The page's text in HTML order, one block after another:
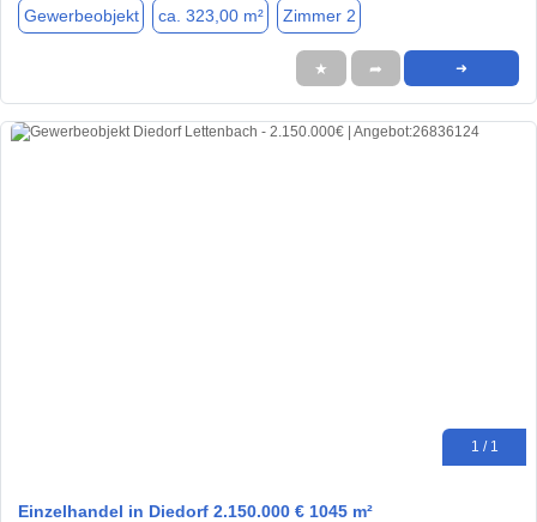
Gewerbeobjekt ca. 323,00 m² Zimmer 2
★ ➦ ➜
1 / 1
Einzelhandel in Diedorf 2.150.000 € 1045 m²